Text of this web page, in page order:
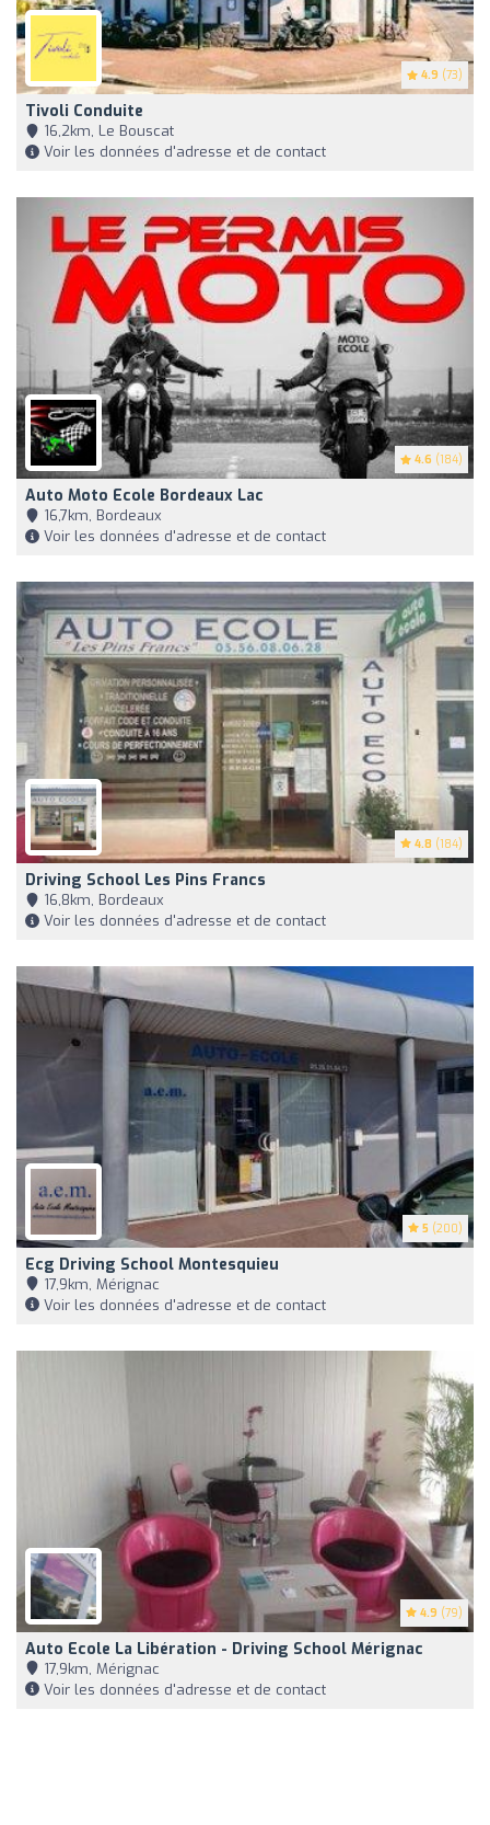
4.9 (73)
Tivoli Conduite
16,2km, Le Bouscat
Voir les données d'adresse et de contact
4.6 (184)
Auto Moto Ecole Bordeaux Lac
16,7km, Bordeaux
Voir les données d'adresse et de contact
4.8 (184)
Driving School Les Pins Francs
16,8km, Bordeaux
Voir les données d'adresse et de contact
5 (200)
Ecg Driving School Montesquieu
17,9km, Mérignac
Voir les données d'adresse et de contact
4.9 (79)
Auto Ecole La Libération - Driving School Mérignac
17,9km, Mérignac
Voir les données d'adresse et de contact